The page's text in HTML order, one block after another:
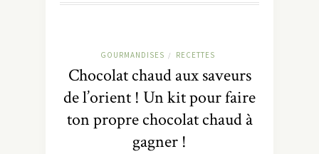
GOURMANDISES / RECETTES
Chocolat chaud aux saveurs
de l’orient ! Un kit pour faire
ton propre chocolat chaud à
gagner !